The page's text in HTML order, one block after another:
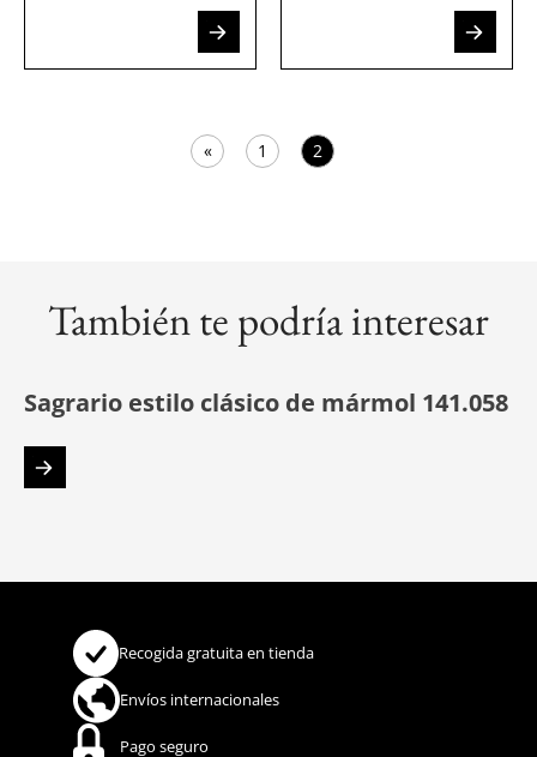
« 1 2
También te podría interesar
Sagrario estilo clásico de mármol 141.058
Recogida gratuita en tienda
Envíos internacionales
Pago seguro